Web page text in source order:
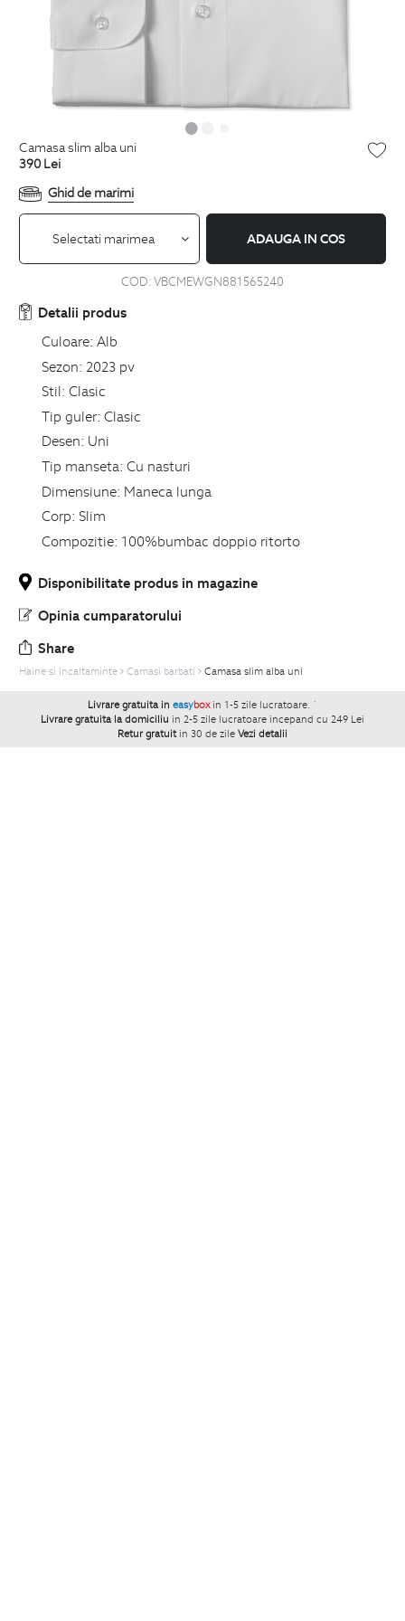
camasa slim alba uni
390 Lei
Ghid de marimi
Selectati marimea ADAUGA IN COS
COD:VBCMEWGN881565240
Detalii produs
Culoare: Alb
Sezon: 2023 pv
Stil: Clasic
Tip guler: Clasic
Desen: Uni
Tip manseta: Cu nasturi
Dimensiune: Maneca lunga
Corp: Slim
Compozitie: 100%bumbac doppio ritorto
Disponibilitate produs in magazine
Opinia cumparatorului
Share
Haine si Incaltaminte Camasi barbati Camasa slim alba uni
Livrare gratuita in easybox in 1-5 zile lucratoare. `
Livrare gratuita la domiciliu in 2-5 zile lucratoare incepand cu 249 Lei
Retur gratuit in 30 de zile Vezi detalii